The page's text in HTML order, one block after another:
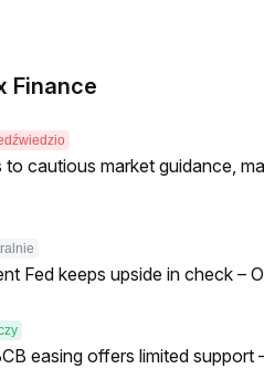
Finance
to cautious market guidance,
Fed keeps upside in check –
easing offers limited support